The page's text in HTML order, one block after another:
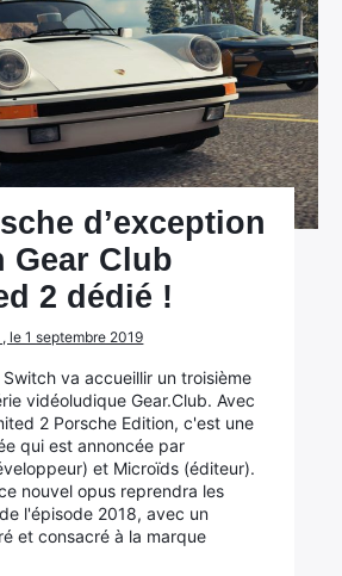
d’exception
Gear Club
2 dédié !
le 1 septembre 2019
va accueillir un troisième
vidéoludique Gear.Club. Avec
2 Porsche Edition, c'est une
qui est annoncée par
et Microïds (éditeur).
nouvel opus reprendra les
l'épisode 2018, avec un
et consacré à la marque